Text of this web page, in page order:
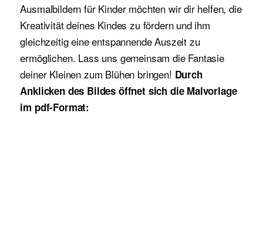
Ausmalbildern für Kinder möchten wir dir helfen, die
Kreativität deines Kindes zu fördern und ihm
gleichzeitig eine entspannende Auszeit zu
ermöglichen. Lass uns gemeinsam die Fantasie
deiner Kleinen zum Blühen bringen! Durch
Anklicken des Bildes öffnet sich die Malvorlage
im pdf-Format: